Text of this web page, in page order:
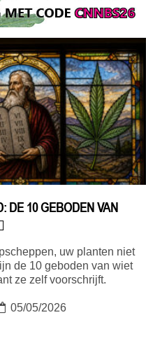
DE 10 GEBODEN VAN
uw planten niet
de 10 geboden van wiet
ze zelf voorschrijft.
05/05/2026